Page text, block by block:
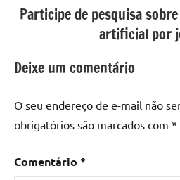
Participe de pesquisa
artificial por
Deixe um comentário
O seu endereço de e-mail não
obrigatórios são marcados com *
Comentário *